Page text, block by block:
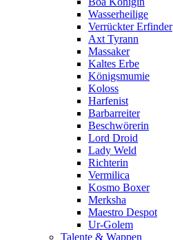
Wasserheilige
Verrückter Erfinder
Axt Tyrann
Massaker
Kaltes Erbe
Königsmumie
Koloss
Harfenist
Barbarreiter
Beschwörerin
Lord Droid
Lady Weld
Richterin
Vermilica
Kosmo Boxer
Merksha
Maestro Despot
Ur-Golem
Talente & Wappen